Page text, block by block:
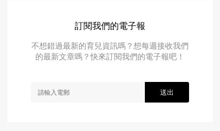
訂閱我們的電子報
不想錯過最新的育兒資訊嗎？想每週接收我們
的最新文章嗎？快來訂閱我們的電子報吧！
送出